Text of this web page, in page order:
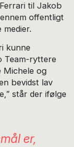
til Jakob
offentligt
kunne
Team-ryttere
Michele og
bevidst lav
står der ifølge
er,